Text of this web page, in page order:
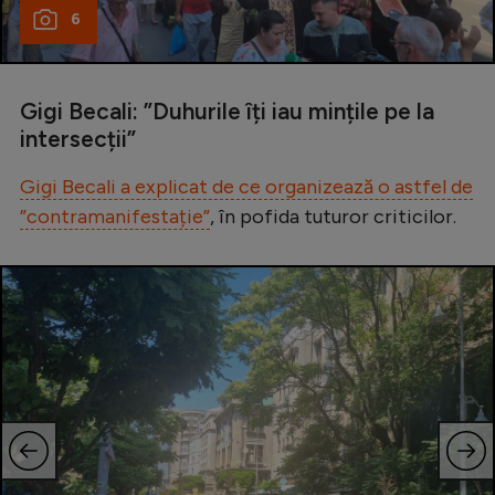
6
Gigi Becali: ”Duhurile îți iau mințile pe la
intersecții”
Gigi Becali a explicat de ce organizează o astfel de
”contramanifestație”, în pofida tuturor criticilor.